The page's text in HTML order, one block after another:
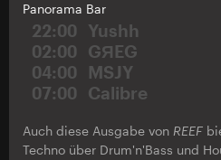
Panorama Bar
22:00
Yushh
02:00
GЯEG
04:00
MSJY
07:00
Calibre
Auch diese Ausgabe von REEF
Techno über Drum'n'Bass und